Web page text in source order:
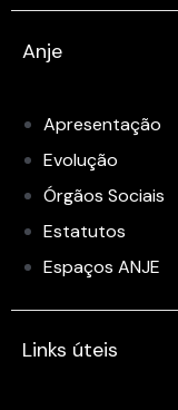
Anje
Apresentação
Evolução
Órgãos Sociais
Estatutos
Espaços ANJE
Links úteis